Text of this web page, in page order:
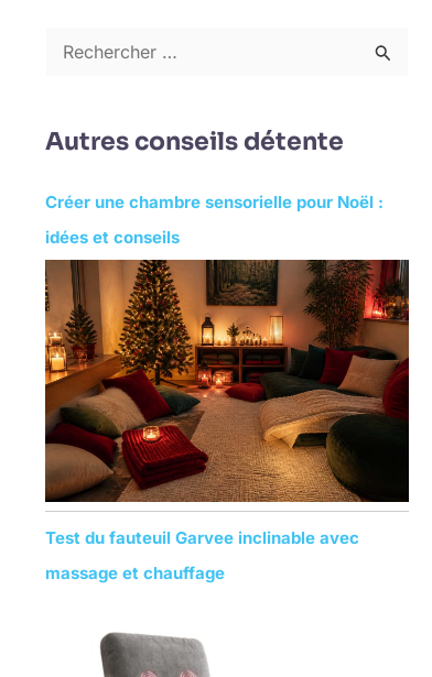
c
e
r
c
h
e
r
:
Autres conseils détente
Créer une chambre sensorielle pour Noël :
idées et conseils
Test du fauteuil Garvee inclinable avec
massage et chauffage